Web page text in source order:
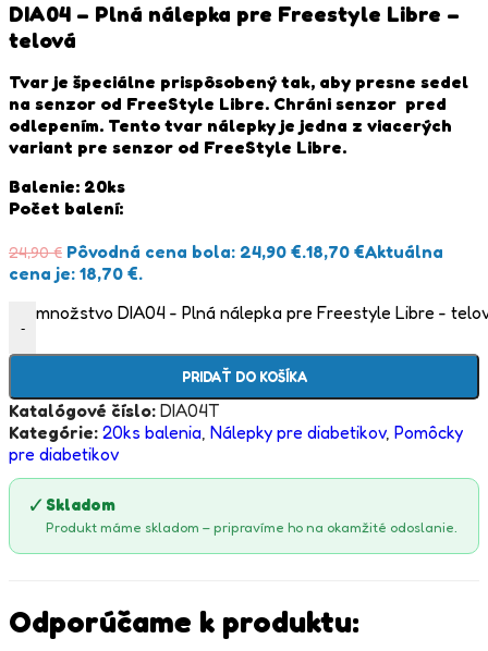
DIA04 – Plná nálepka pre Freestyle Libre –
telová
Tvar je špeciálne prispôsobený tak, aby presne sedel
na senzor od FreeStyle Libre. Chráni senzor pred
odlepením. Tento tvar nálepky je jedna z viacerých
variant pre senzor od FreeStyle Libre.
Balenie: 20ks
Počet balení:
24,90€ Pôvodná cena bola: 24,90 €.18,70 €Aktuálna
cena je: 18,70 €.
-
množstvo DIA04 - Plná nálepka pre Freestyle Libre -
PRIDAŤ DO KOŠÍKA
Katalógové číslo: DIA04T
Kategórie: 20ks balenia, Nálepky pre diabetikov, Pomôcky
pre diabetikov
✓ Skladom
Produkt máme skladom – pripravíme ho na okamžité odoslanie.
Odporúčame k produktu: